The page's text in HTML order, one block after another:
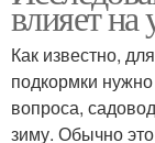
влияет на
Как известно,
подкормки
вопроса,
зиму. Обычно